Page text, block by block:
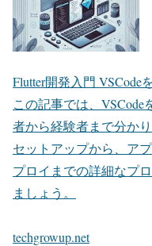
Flutter開発入門 VSCode
この記事では、
者から経験者まで分か
セットアップから、ア
プロイまでの詳細なプ
ましょう。
techgrowup.net